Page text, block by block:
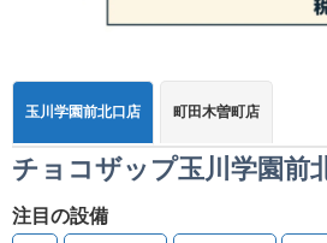
玉川学園前北口店 町田木曽町店
チョコザップ玉川学園前
注目の設備